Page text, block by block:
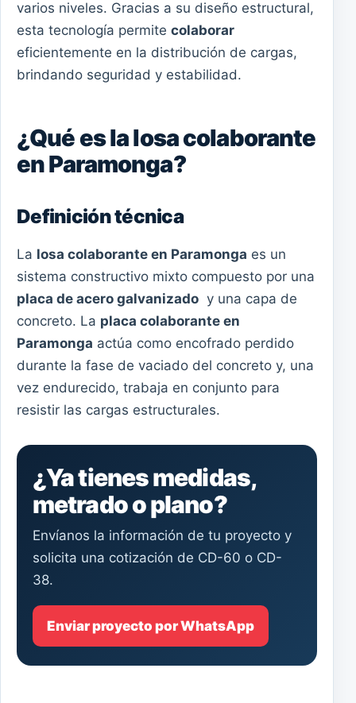
varios niveles. Gracias a su diseño estructural,
esta tecnología permite colaborar
eficientemente en la distribución de cargas,
brindando seguridad y estabilidad.
¿Qué es la losa colaborante
en Paramonga?
Definición técnica
La losa colaborante en Paramonga es un
sistema constructivo mixto compuesto por una
placa de acero galvanizado y una capa de
concreto. La placa colaborante en
Paramonga actúa como encofrado perdido
durante la fase de vaciado del concreto y, una
vez endurecido, trabaja en conjunto para
resistir las cargas estructurales.
¿Ya tienes medidas,
metrado o plano?
Envíanos la información de tu proyecto y
solicita una cotización de CD-60 o CD-
38.
Enviar proyecto por WhatsApp